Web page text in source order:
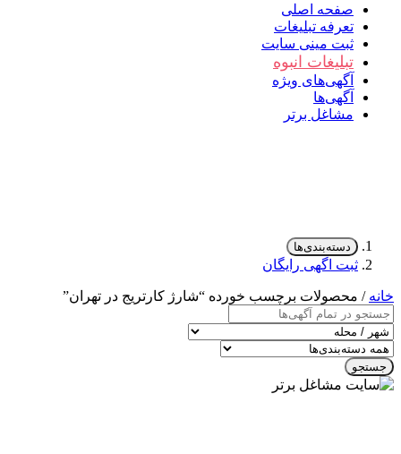
صفحه اصلی
تعرفه تبلیغات
ثبت مینی سایت
تبلیغات انبوه
آگهی‌های ویژه
آگهی‌ها
مشاغل برتر
دسته‌بندی‌ها
ثبت اگهی رایگان
خانه / محصولات برچسب خورده “شارژ کارتریج در تهران”
جستجو